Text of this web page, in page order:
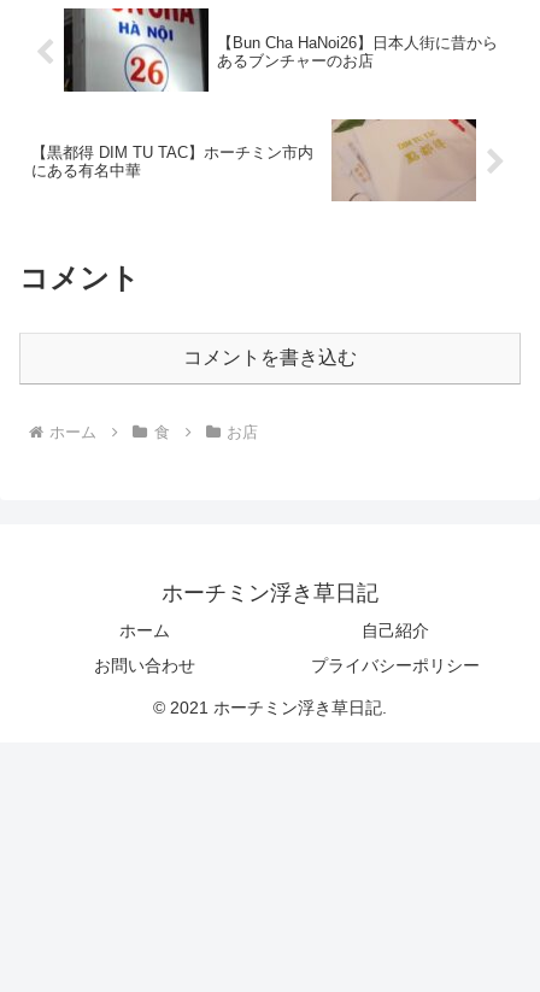
【Bun Cha HaNoi26】日本人街に昔から
あるブンチャーのお店
【黒都得 DIM TU TAC】ホーチミン市内
にある有名中華
コメント
コメントを書き込む
ホーム 食 お店
ホーチミン浮き草日記
ホーム
自己紹介
お問い合わせ
プライバシーポリシー
© 2021 ホーチミン浮き草日記.